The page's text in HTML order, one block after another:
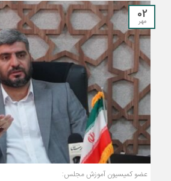
02
مهر
عضو کمیسیون آموزش مجلس: